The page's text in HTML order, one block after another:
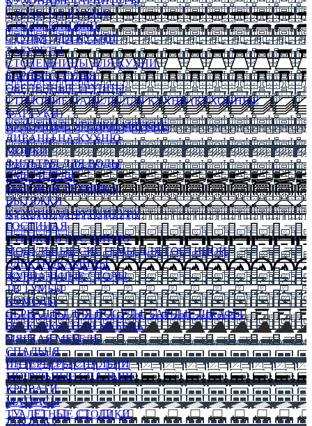
СТОЛЫ НА КУХНЮ
СТОЛЫ КНИЖКИ
СТУЛЬЯ ДЛЯ КУХНИ
ТАБУРЕТЫ
СТОЛЕШНИЦЫ ДЛЯ КУХНИ
БАРНЫЕ СТУЛЬЯ
ОБЕДЕННЫЕ ГРУППЫ
СТЕНОВЫЕ ПАНЕЛИ ДЛЯ КУХНИ (КУХОННЫЕ
ФАРТУКИ)
КУХОННЫЕ УГОЛКИ МЯГКИЕ
ДИВАНЫ НА КУХНЮ
МОЙКИ
ФИЛЬТРЫ ДЛЯ ВОДЫ
СМЕСИТЕЛИ
БЫТОВАЯ ТЕХНИКА
ВЫТЯЖКИ
КУХОННАЯ ФУРНИТУРА
ГОСТИНАЯ
СТЕНКИ В ГОСТИНУЮ
МОДУЛЬНЫЕ СИСТЕМЫ ДЛЯ ГОСТИНОЙ
ЭЛЕКТРОКАМИНЫ
ЖУРНАЛЬНЫЕ СТОЛЫ
ТВ ТУМБЫ
КОМОДЫ
СЕРВАНТЫ ДЛЯ ПОСУДЫ, БАРНЫЕ ШКАФЫ
БЕСКАРКАСНАЯ МЕБЕЛЬ
МЯГКАЯ МЕБЕЛЬ
СПАЛЬНЯ
ИНТЕРЬЕРЫ СПАЛЬНИ
МОДУЛЬНЫЕ СПАЛЬНИ
КРОВАТИ
МАТРАСЫ
ТУАЛЕТНЫЕ СТОЛИКИ